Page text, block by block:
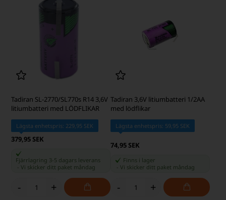
Tadiran SL-2770/SL770s R14 3,6V
litiumbatteri med LÖDFLIKAR
Lägsta enhetspris: 229,95 SEK
379,95 SEK
Fjärrlagring 3-5 dagars leverans
-Vi skicker ditt paket måndag
- +
Tadiran 3,6V litiumbatteri 1/2AA
med lödflikar
Lägsta enhetspris: 59,95 SEK
74,95 SEK
Finns i lager
Vi skicker ditt paket måndag
- +